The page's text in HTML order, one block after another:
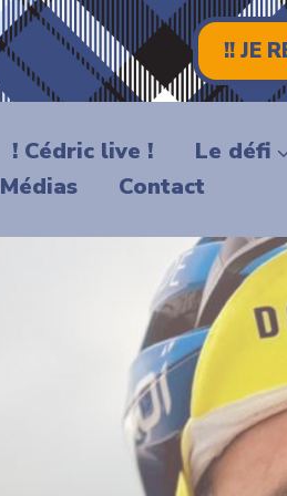
!! JE
! Cédric live !
Le défi
Médias Contact